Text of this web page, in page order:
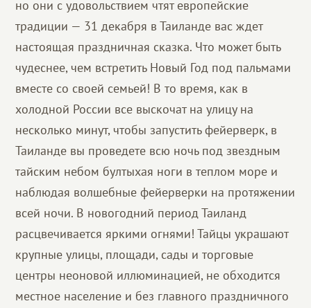
Партнерам
Благотворительность
но они с удовольствием чтят европейские
традиции — 31 декабря в Таиланде вас ждет
настоящая праздничная сказка. Что может быть
чудеснее, чем встретить Новый Год под пальмами
вместе со своей семьей! В то время, как в
холодной России все выскочат на улицу на
несколько минут, чтобы запустить фейерверк, в
Таиланде вы проведете всю ночь под звездным
тайским небом бултыхая ноги в теплом море и
наблюдая волшебные фейерверки на протяжении
всей ночи. В новогодний период Таиланд
расцвечивается яркими огнями! Тайцы украшают
крупные улицы, площади, сады и торговые
центры неоновой иллюминацией, не обходится
местное население и без главного праздничного